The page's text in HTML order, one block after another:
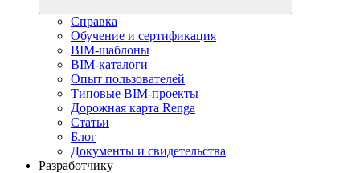
Справка
Обучение и сертификация
BIM-шаблоны
BIM-каталоги
Опыт пользователей
Типовые BIM-проекты
Дорожная карта Renga
Статьи
Блог
Документы и свидетельства
Разработчику